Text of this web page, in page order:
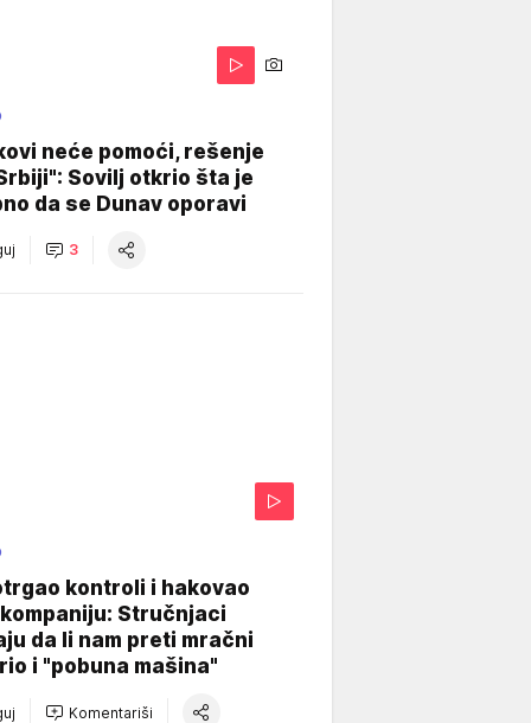
neće pomoći, rešenje
Sovilj otkrio šta je
da se Dunav oporavi
3
kontroli i hakovao
Stručnjaci
da li nam preti mračni
i "pobuna mašina"
Komentariši